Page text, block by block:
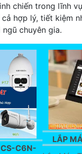
chiến trong lĩnh
hợp lý, tiết kiệm
chuyên gia.
CS-C6N-
LẮP